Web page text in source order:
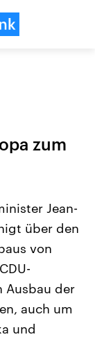
Beiträge,
und
die Vereinigten
Ländern
Einfluss auf
Weltgeschehen.
zum
Jean-
über den
von
Ausbau der
auch um
und